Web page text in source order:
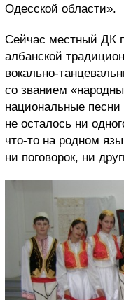
Одесской области».
Сейчас местный ДК
албанской
вокально-
со званием
национальные
не осталось ни
что-то на родном
ни поговорок, ни